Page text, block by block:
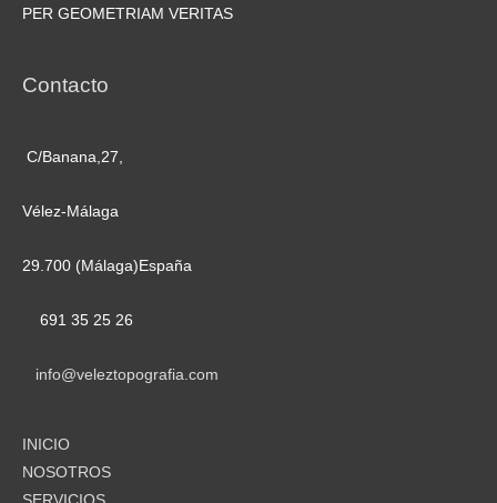
PER GEOMETRIAM VERITAS
Contacto
C/Banana,27,
Vélez-Málaga
29.700 (Málaga)España
691 35 25 26
info@veleztopografia.com
INICIO
NOSOTROS